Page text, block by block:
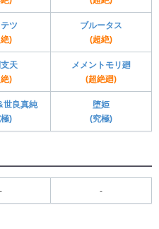
テツ
)
ブルータス
(超絶)
天
)
メメントモリ廻
(超絶廻)
世良真純
)
堕姫
(究極)
- -